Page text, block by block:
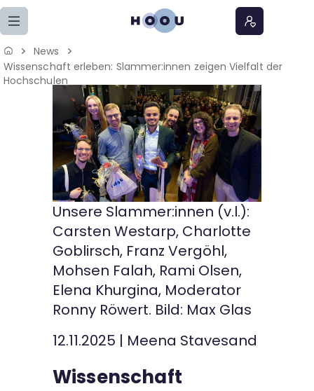
Zum Seiteninhalt springen
Home
Lernangebote
Podcasts
Meine Lernangebote
Veranstaltungen
Kontakt
News
Wissenschaft erleben: Slammer:innen zeigen Vielfalt der
Hochschulen
Unsere Slammer:innen (v.l.):
Carsten Westarp, Charlotte
Goblirsch, Franz Vergöhl,
Mohsen Falah, Rami Olsen,
Elena Khurgina, Moderator
Ronny Röwert. Bild: Max Glas
12.11.2025 | Meena Stavesand
Wissenschaft